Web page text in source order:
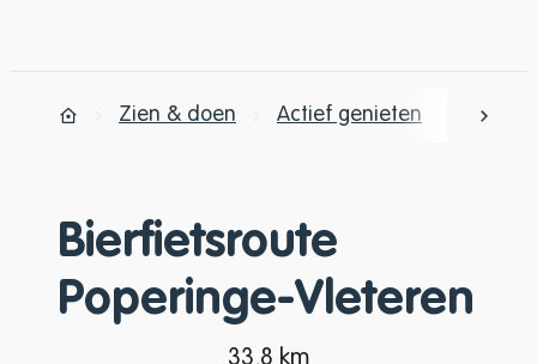
Startpagina
Zien & doen Actief genieten Fietsen
Bierfietsroute
Poperinge-Vleteren